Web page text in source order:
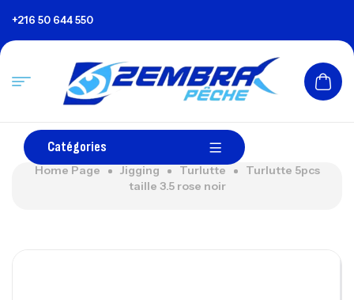
+216 50 644 550
Catégories
Home Page Jigging Turlutte
Turlutte 5pcs
taille 3.5 rose noir